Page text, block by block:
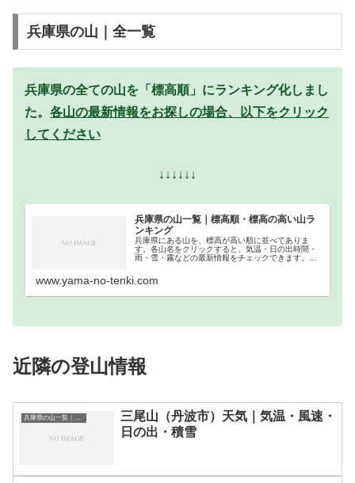
兵庫県の山｜全一覧
兵庫県の全ての山を「標高順」にランキング化しまし
た。 各山の最新情報をお探しの場合、以下をクリック
してください
↓↓↓↓↓↓
兵庫県の山一覧｜標高順・標高の高い山ラ
ンキング
兵庫県にある山を、標高が高い順に並べてありま
す。各山名をクリックすると、気温・日の出時間・
雨・雪・霧などの最新情報をチェックできます。兵
www.yama-no-tenki.com
近隣の登山情報
兵庫県の山一覧｜標高順・標高の高い山ランキング
三尾山（丹波市）天気｜気温・風速・
日の出・積雪